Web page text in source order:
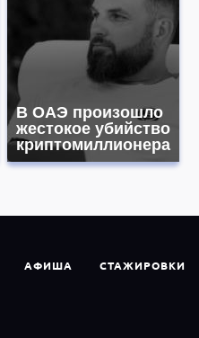
В ОАЭ произошло
жестокое убийство
криптомиллионера
АФИША СТАЖИРОВКИ